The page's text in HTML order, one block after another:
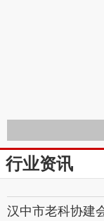
行业资讯
汉中市老科协建